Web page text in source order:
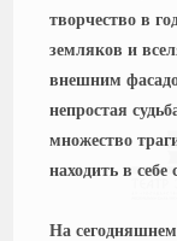
творчество в
земляков и
внешним
непростая
множество
находить в
На сегодняшнем